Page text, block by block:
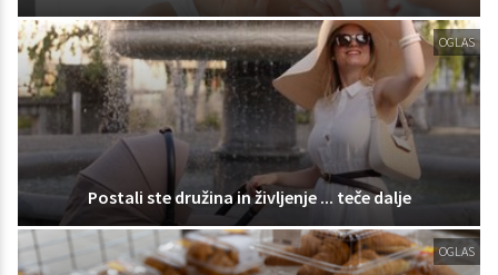
OGLAS
Postali ste družina in življenje ... teče dalje
OGLAS